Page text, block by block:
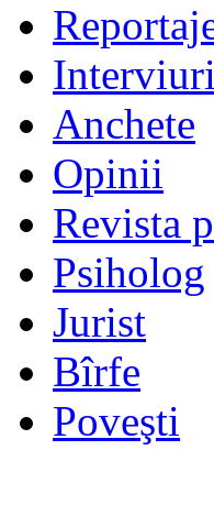
Interviuri
Anchete
Opinii
Revista
Psiholog
Jurist
Bîrfe
Poveşti